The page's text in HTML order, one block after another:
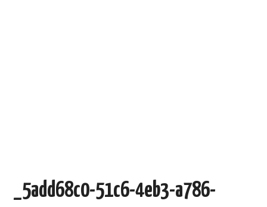
_5add68c0-51c6-4eb3-a786-